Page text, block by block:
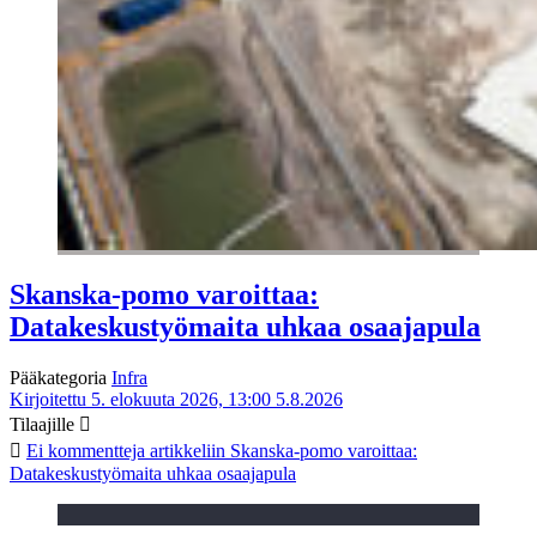
Skanska-pomo varoittaa:
Datakeskustyömaita uhkaa osaajapula
Pääkategoria Infra
Kirjoitettu 5. elokuuta 2026, 13:00 5.8.2026
Tilaajille
Ei kommentteja artikkeliin Skanska-pomo varoittaa:
Datakeskustyömaita uhkaa osaajapula